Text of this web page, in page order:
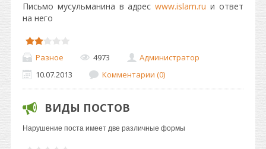
Письмо мусульманина в адресwww.islam.ru и ответ
на него
Разное 4973
Администратор
10.07.2013
Комментарии (0)
ВИДЫ ПОСТОВ
Нарушение поста имеет две различные формы